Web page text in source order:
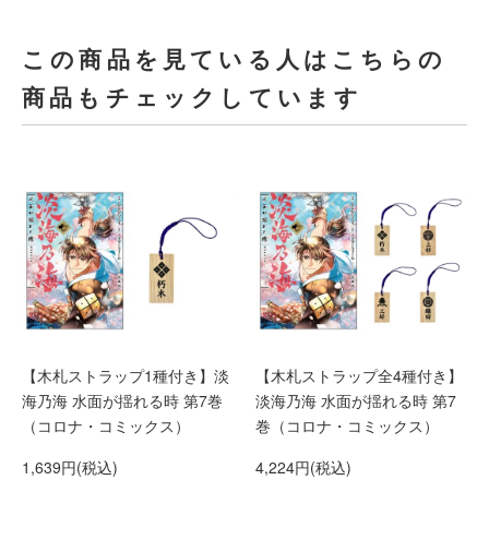
この商品を見ている人はこちらの
商品もチェックしています
【木札ストラップ1種付き】淡
海乃海 水面が揺れる時 第7巻
（コロナ・コミックス）
1,639円(税込)
【木札ストラップ全4種付き】
淡海乃海 水面が揺れる時 第7
巻（コロナ・コミックス）
4,224円(税込)